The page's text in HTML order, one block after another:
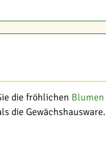
die fröhlichen Blumen
die Gewächshausware.